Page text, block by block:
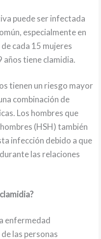
puede ser infectada
especialmente en
cada 15 mujeres
años tiene clamidia.
tienen un riesgo mayor
combinación de
Los hombres que
(HSH) también
infección debido a que
las relaciones
enfermedad
las personas